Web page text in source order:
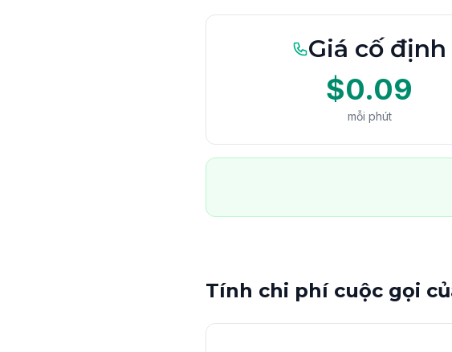
Giá cố định
$0.09
mỗi phút
Tính chi phí cuộc gọi